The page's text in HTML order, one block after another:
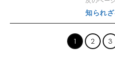
知られ
1 2 3